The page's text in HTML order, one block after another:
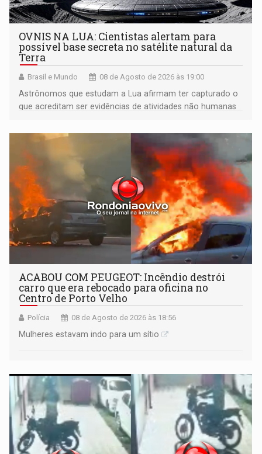
OVNIS NA LUA: Cientistas alertam para
possível base secreta no satélite natural da
Terra
Brasil e Mundo 08 de Agosto de 2026 às 19:00
Astrônomos que estudam a Lua afirmam ter capturado o
que acreditam ser evidências de atividades não humanas
órbita
ACABOU COM PEUGEOT: Incêndio destrói
carro que era rebocado para oficina no
Centro de Porto Velho
Polícia 08 de Agosto de 2026 às 18:56
Mulheres estavam indo para um sítio